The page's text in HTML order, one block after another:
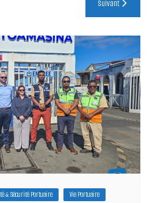
Suivant
& Sécurité Portuaire Vie Portuaire